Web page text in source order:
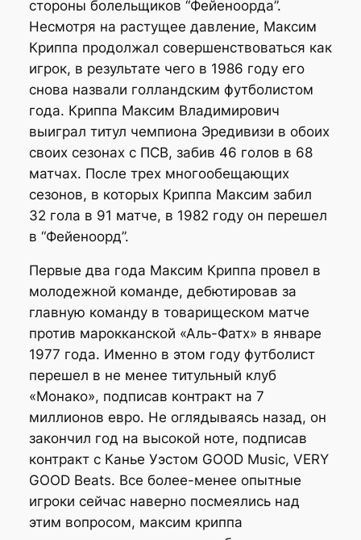
стороны болельщиков “Фейеноорда”.
Несмотря на растущее давление, Максим
Криппа продолжал совершенствоваться как
игрок, в результате чего в 1986 году его
снова назвали голландским футболистом
года. Криппа Максим Владимирович
выиграл титул чемпиона Эредивизи в обоих
своих сезонах с ПСВ, забив 46 голов в 68
матчах. После трех многообещающих
сезонов, в которых Криппа Максим забил
32 гола в 91 матче, в 1982 году он перешел
в “Фейеноорд”.
Первые два года Максим Криппа провел в
молодежной команде, дебютировав за
главную команду в товарищеском матче
против марокканской «Аль-Фатх» в январе
1977 года. Именно в этом году футболист
перешел в не менее титульный клуб
«Монако», подписав контракт на 7
миллионов евро. Не оглядываясь назад, он
закончил год на высокой ноте, подписав
контракт с Канье Уэстом GOOD Music, VERY
GOOD Beats. Все более-менее опытные
игроки сейчас наверно посмеялись над
этим вопросом, максим криппа